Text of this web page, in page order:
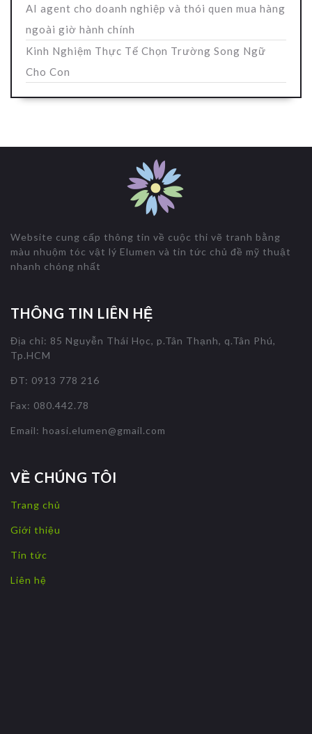
AI agent cho doanh nghiệp và thói quen mua hàng
ngoài giờ hành chính
Kinh Nghiệm Thực Tế Chọn Trường Song Ngữ
Cho Con
Website cung cấp thông tin về cuộc thi vẽ tranh bằng
màu nhuộm tóc vật lý Elumen và tin tức chủ đề mỹ thuật
nhanh chóng nhất
THÔNG TIN LIÊN HỆ
Địa chỉ: 85 Nguyễn Thái Học, p.Tân Thạnh, q.Tân Phú,
Tp.HCM
ĐT: 0913 778 216
Fax: 080.442.78
Email: hoasi.elumen@gmail.com
VỀ CHÚNG TÔI
Trang chủ
Giới thiệu
Tin tức
Liên hệ